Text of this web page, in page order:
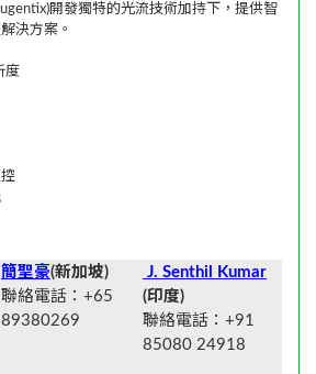
開發獨特的光流技術加持下，提供智
決方案。
度
簡聖豪(新加坡)
聯絡電話：+65
89380269
J. Senthil Kumar
(印度)
聯絡電話：+91
85080 24918